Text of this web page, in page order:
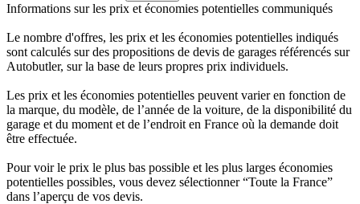
Informations sur les prix et économies potentielles communiqués
Le nombre d'offres, les prix et les économies potentielles indiqués
sont calculés sur des propositions de devis de garages référencés sur
Autobutler, sur la base de leurs propres prix individuels.
Les prix et les économies potentielles peuvent varier en fonction de
la marque, du modèle, de l’année de la voiture, de la disponibilité du
garage et du moment et de l’endroit en France où la demande doit
être effectuée.
Pour voir le prix le plus bas possible et les plus larges économies
potentielles possibles, vous devez sélectionner “Toute la France”
dans l’aperçu de vos devis.